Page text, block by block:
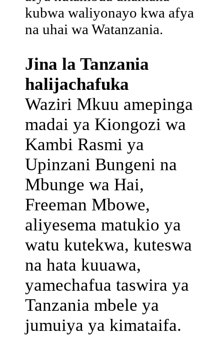
kubwa waliyonayo kwa afya
na uhai wa Watanzania.
Jina la Tanzania
halijachafuka
Waziri Mkuu amepinga
madai ya Kiongozi wa
Kambi Rasmi ya
Upinzani Bungeni na
Mbunge wa Hai,
Freeman Mbowe,
aliyesema matukio ya
watu kutekwa, kuteswa
na hata kuuawa,
yamechafua taswira ya
Tanzania mbele ya
jumuiya ya kimataifa.